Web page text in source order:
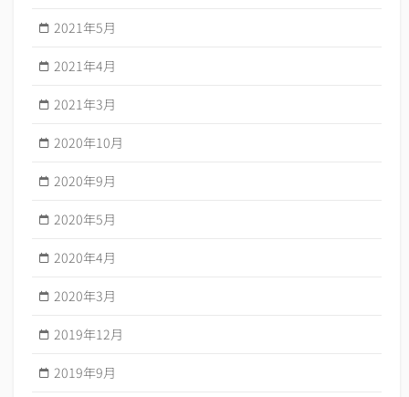
2021年5月
2021年4月
2021年3月
2020年10月
2020年9月
2020年5月
2020年4月
2020年3月
2019年12月
2019年9月